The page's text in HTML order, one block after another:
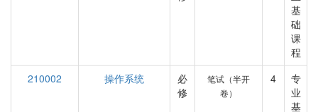
基
础
课
程
210002
操作系统
必
修
笔试（半开
卷）
4
专
业
基